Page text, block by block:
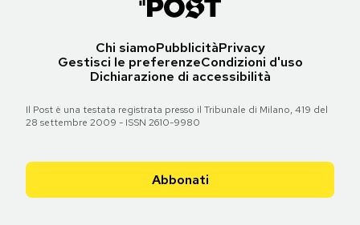
Chi siamoPubblicitàPrivacy
Gestisci le preferenzeCondizioni d'uso
Dichiarazione di accessibilità
Il Post è una testata registrata presso il Tribunale di Milano, 419 del
28 settembre 2009 - ISSN 2610-9980
Abbonati